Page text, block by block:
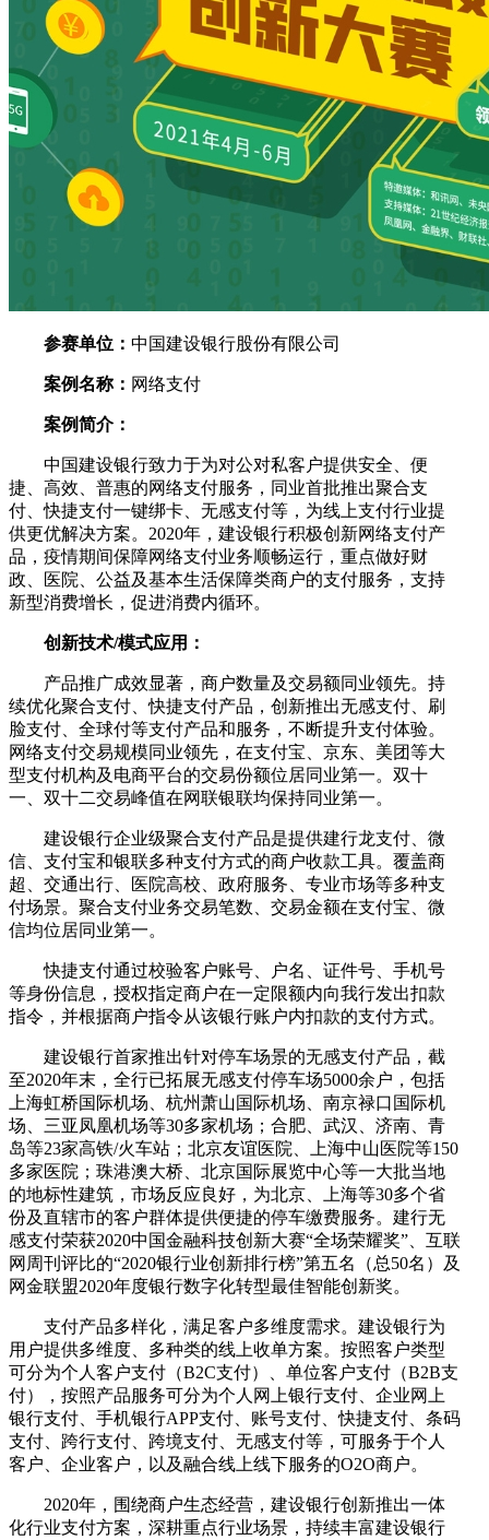
参赛单位： 中国建设银行股份有限公司
案例名称： 网络支付
案例简介：
中国建设银行致力于为对公对私客户提供安全、便
捷、高效、普惠的网络支付服务，同业首批推出聚合支
付、快捷支付一键绑卡、无感支付等，为线上支付行业提
供更优解决方案。2020年，建设银行积极创新网络支付产
品，疫情期间保障网络支付业务顺畅运行，重点做好财
政、医院、公益及基本生活保障类商户的支付服务，支持
新型消费增长，促进消费内循环。
创新技术/模式应用：
产品推广成效显著，商户数量及交易额同业领先。持
续优化聚合支付、快捷支付产品，创新推出无感支付、刷
脸支付、全球付等支付产品和服务，不断提升支付体验。
网络支付交易规模同业领先，在支付宝、京东、美团等大
型支付机构及电商平台的交易份额位居同业第一。双十
一、双十二交易峰值在网联银联均保持同业第一。
建设银行企业级聚合支付产品是提供建行龙支付、微
信、支付宝和银联多种支付方式的商户收款工具。覆盖商
超、交通出行、医院高校、政府服务、专业市场等多种支
付场景。聚合支付业务交易笔数、交易金额在支付宝、微
信均位居同业第一。
快捷支付通过校验客户账号、户名、证件号、手机号
等身份信息，授权指定商户在一定限额内向我行发出扣款
指令，并根据商户指令从该银行账户内扣款的支付方式。
建设银行首家推出针对停车场景的无感支付产品，截
至2020年末，全行已拓展无感支付停车场5000余户，包括
上海虹桥国际机场、杭州萧山国际机场、南京禄口国际机
场、三亚凤凰机场等30多家机场；合肥、武汉、济南、青
岛等23家高铁/火车站；北京友谊医院、上海中山医院等150
多家医院；珠港澳大桥、北京国际展览中心等一大批当地
的地标性建筑，市场反应良好，为北京、上海等30多个省
份及直辖市的客户群体提供便捷的停车缴费服务。建行无
感支付荣获2020中国金融科技创新大赛“全场荣耀奖”、互联
网周刊评比的“2020银行业创新排行榜”第五名（总50名）及
网金联盟2020年度银行数字化转型最佳智能创新奖。
支付产品多样化，满足客户多维度需求。建设银行为
用户提供多维度、多种类的线上收单方案。按照客户类型
可分为个人客户支付（B2C支付）、单位客户支付（B2B支
付），按照产品服务可分为个人网上银行支付、企业网上
银行支付、手机银行APP支付、账号支付、快捷支付、条码
支付、跨行支付、跨境支付、无感支付等，可服务于个人
客户、企业客户，以及融合线上线下服务的O2O商户。
2020年，围绕商户生态经营，建设银行创新推出一体
化行业支付方案，深耕重点行业场景，持续丰富建设银行